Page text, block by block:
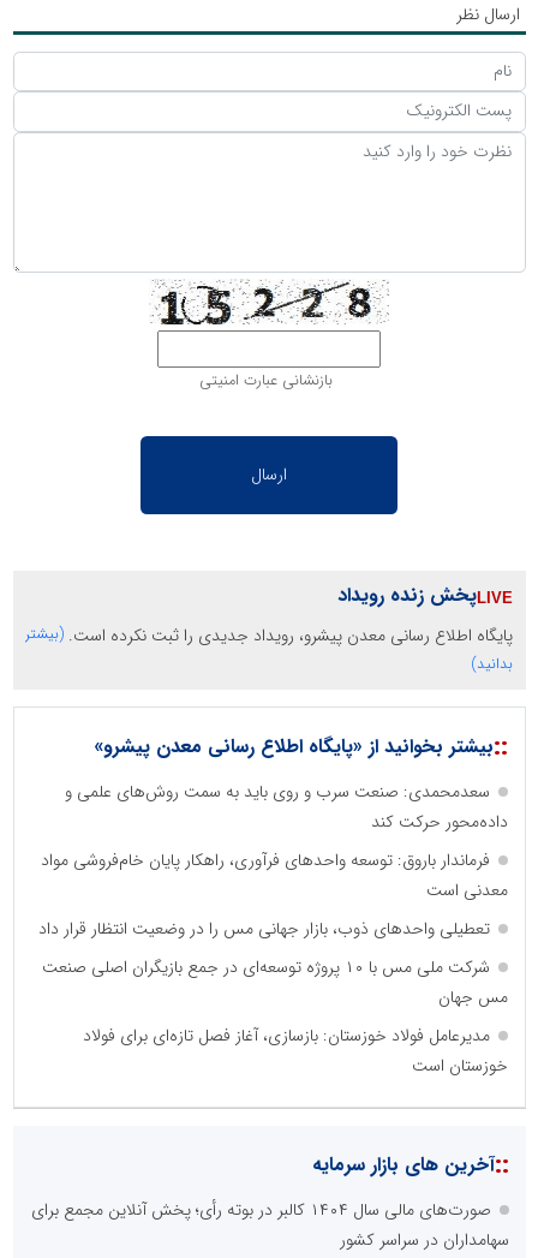
ارسال نظر
بازنشانی عبارت امنیتی
پخش زنده رویداد
پایگاه اطلاع رسانی معدن پیشرو، رویداد جدیدی را ثبت نکرده است. (بیشتر
بدانید)
::بیشتر بخوانید از «پایگاه اطلاع رسانی معدن پیشرو»
سعدمحمدی: صنعت سرب و روی باید به سمت روش‌های علمی و
داده‌محور حرکت کند
فرماندار باروق: توسعه واحدهای فرآوری، راهکار پایان خام‌فروشی مواد
معدنی است
تعطیلی واحدهای ذوب، بازار جهانی مس را در وضعیت انتظار قرار داد
شرکت ملی مس با ۱۰ پروژه توسعه‌ای در جمع بازیگران اصلی صنعت
مس جهان
مدیرعامل فولاد خوزستان: بازسازی، آغاز فصل تازه‌ای برای فولاد
خوزستان است
::آخرین های بازار سرمایه
صورت‌های مالی سال ۱۴۰۴ کالبر در بوته رأی؛ پخش آنلاین مجمع برای
سهامداران در سراسر کشور